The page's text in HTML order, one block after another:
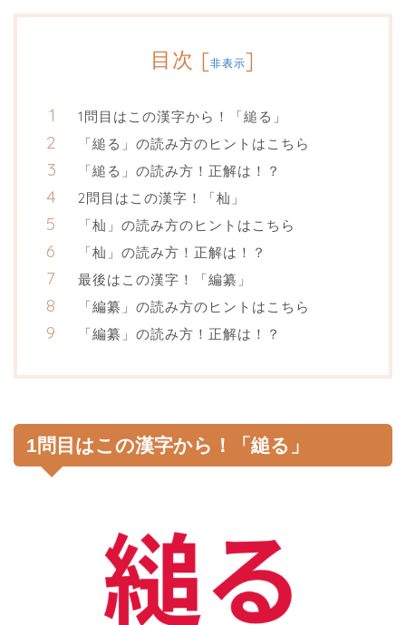
目次 [非表示]
1問目はこの漢字から！「縋る」
「縋る」の読み方のヒントはこちら
「縋る」の読み方！正解は！？
2問目はこの漢字！「杣」
「杣」の読み方のヒントはこちら
「杣」の読み方！正解は！？
最後はこの漢字！「編纂」
「編纂」の読み方のヒントはこちら
「編纂」の読み方！正解は！？
1問目はこの漢字から！「縋る」